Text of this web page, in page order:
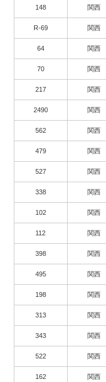
148 関西
R-69 関西
64 関西
70 関西
217 関西
2490 関西
562 関西
479 関西
527 関西
338 関西
102 関西
112 関西
398 関西
495 関西
198 関西
313 関西
343 関西
522 関西
162 関西